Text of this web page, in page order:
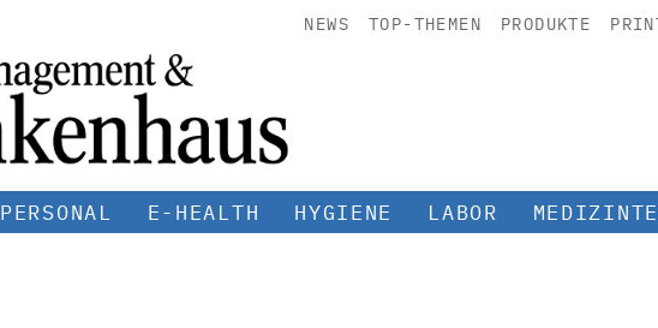
NEWS TOP-THEMEN PRODUKTE
PERSONAL E-HEALTH HYGIENE LABOR